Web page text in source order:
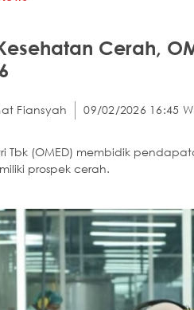
Cerah,
Fiansyah 09/02/2026 16:45
Tbk (OMED) membidik
prospek cerah.